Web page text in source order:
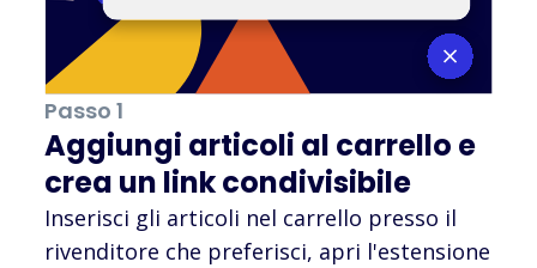
Passo 1
Aggiungi articoli al carrello e
crea un link condivisibile
Inserisci gli articoli nel carrello presso il
rivenditore che preferisci, apri l'estensione